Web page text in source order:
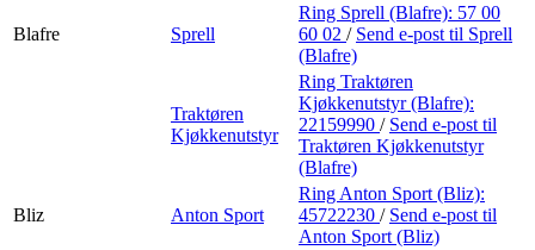
Blafre Sprell
Ring Sprell (Blafre): 57 00
60 02 / Send e-post til Sprell
(Blafre)
Traktøren
Kjøkkenutstyr
Ring Traktøren
Kjøkkenutstyr (Blafre):
22159990 / Send e-post til
Traktøren Kjøkkenutstyr
(Blafre)
Bliz Anton Sport
Ring Anton Sport (Bliz):
45722230 / Send e-post til
Anton Sport (Bliz)